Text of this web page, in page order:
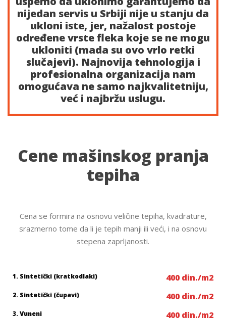
nijedan servis u Srbiji nije u stanju da
ukloni iste, jer, nažalost postoje
određene vrste fleka koje se ne mogu
ukloniti (mada su ovo vrlo retki
slučajevi). Najnovija tehnologija i
profesionalna organizacija nam
omogućava ne samo najkvalitetniju,
već i najbržu uslugu.
Cene mašinskog pranja
tepiha
Cena se formira na osnovu veličine tepiha, kvadrature,
srazmerno tome da li je tepih manji ili veći, i na osnovu
stepena zaprljanosti.
1. Sintetički (kratkodlaki) 400 din./m2
2. Sintetički (čupavi) 400 din./m2
3. Vuneni 400 din./m2